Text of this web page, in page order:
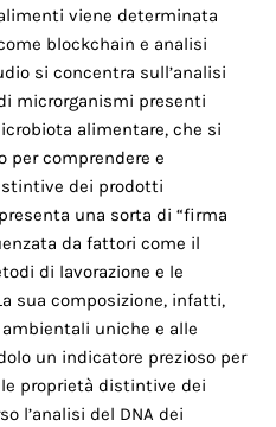
viene determinata
blockchain e analisi
si concentra sull’analisi
microrganismi presenti
alimentare, che si
per comprendere e
dei prodotti
una sorta di “firma
da fattori come il
di lavorazione e le
sua composizione, infatti,
uniche e alle
un indicatore prezioso per
proprietà distintive dei
l’analisi del DNA dei